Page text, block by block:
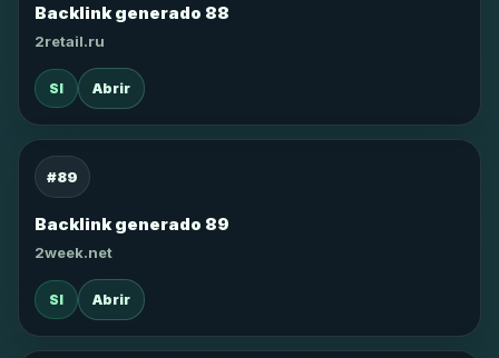
Backlink generado 88
2retail.ru
SI Abrir
#89
Backlink generado 89
2week.net
SI Abrir